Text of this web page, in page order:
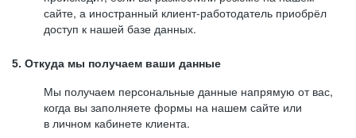
сайте, а иностранный клиент-работодатель приобрёл
доступ к нашей базе данных.
5. Откуда мы получаем ваши данные
Мы получаем персональные данные напрямую от вас,
когда вы заполняете формы на нашем сайте или
в личном кабинете клиента.